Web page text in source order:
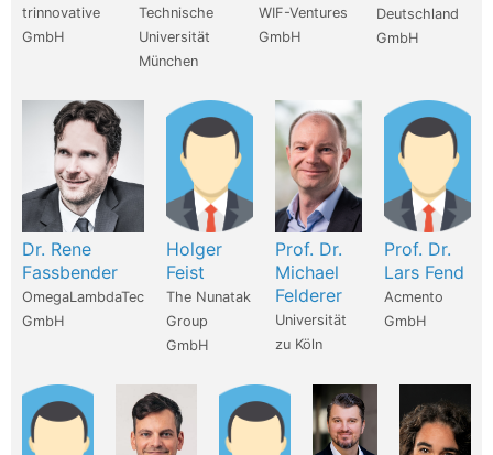
trinnovative
GmbH
Technische
Universität
München
WIF-Ventures
GmbH
Deutschland
GmbH
Dr. Rene
Fassbender
OmegaLambdaTec
GmbH
Holger
Feist
The Nunatak
Group
GmbH
Prof. Dr.
Michael
Felderer
Universität
zu Köln
Prof. Dr.
Lars Fend
Acmento
GmbH